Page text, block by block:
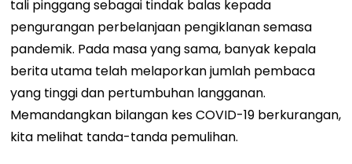
tali pinggang sebagai tindak balas kepada
pengurangan perbelanjaan pengiklanan semasa
pandemik. Pada masa yang sama, banyak kepala
berita utama telah melaporkan jumlah pembaca
yang tinggi dan pertumbuhan langganan.
Memandangkan bilangan kes COVID-19 berkurangan,
kita melihat tanda-tanda pemulihan.